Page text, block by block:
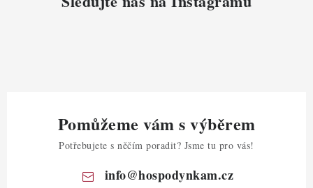
Pomůžeme vám s výběrem
Potřebujete s něčím poradit? Jsme tu pro vás!
info@hospodynkam.cz